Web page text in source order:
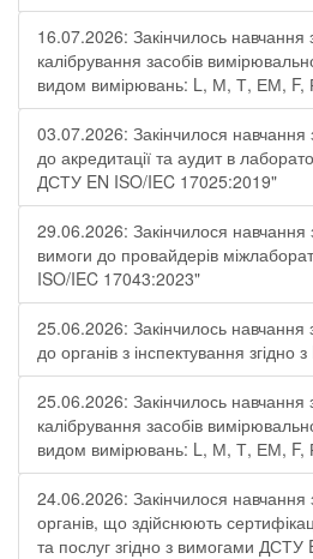
16.07.2026: Закінчилось навчання
калібрування засобів
видом вимірювань: L, М, Т, ЕМ, F,
03.07.2026: Закінчилося навчання
до акредитації та аудит в
ДСТУ EN ISO/IEC 17025:2019"
29.06.2026: Закінчилося навчання
вимоги до провайдерів
ISO/IEC 17043:2023"
25.06.2026: Закінчилось навчання
до органів з інспектування
25.06.2026: Закінчилось навчання
калібрування засобів
видом вимірювань: L, М, Т, ЕМ, F,
24.06.2026: Закінчилося
органів, що здійснюють
та послуг згідно з вимогами